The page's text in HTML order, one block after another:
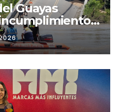
Guayas
la
CONORTE y
en
puente
Cornejo, en